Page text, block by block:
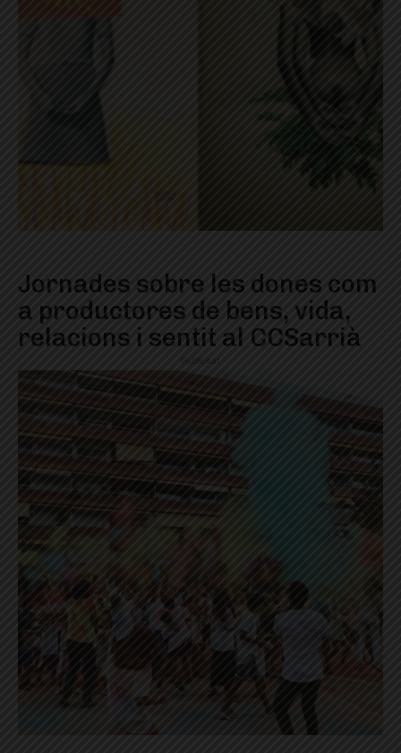
Jornades sobre les dones com
a productores de bens, vida,
relacions i sentit al CCSarrià
Publicitat